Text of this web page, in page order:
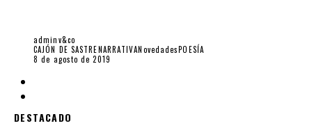
adminv&co
CAJÓN DE SASTRENARRATIVANovedadesPOESÍA
8 de agosto de 2019
DESTACADO